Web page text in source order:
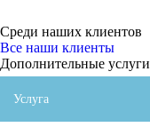
Среди наших клиентов
Все наши клиенты
Дополнительные услуги
Услуга